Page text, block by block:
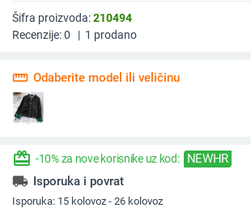
Šifra proizvoda:210494
Recenzije:0 | 1 prodano
straighten Odaberite model ili veličinu
redeem -10% za nove korisnike uz kod: NEWHR
local_shipping Isporuka i povrat
Isporuka: 15 kolovoz - 26 kolovoz